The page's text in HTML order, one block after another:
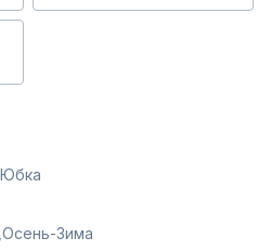
Юбка
Осень-Зима